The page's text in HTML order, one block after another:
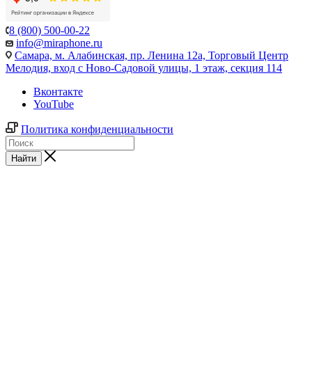
8 (800) 500-00-22
info@miraphone.ru
Самара, м. Алабинская, пр. Ленина 12а, Торговый Центр
Мелодия, вход с Ново-Садовой улицы, 1 этаж, секция 114
Вконтакте
YouTube
Политика конфиденциальности
Найти